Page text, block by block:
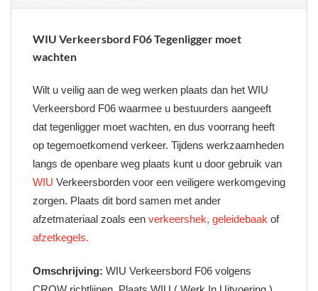
WIU Verkeersbord F06 Tegenligger moet
wachten
Wilt u veilig aan de weg werken plaats dan het WIU
Verkeersbord F06 waarmee u bestuurders aangeeft
dat tegenligger moet wachten, en dus voorrang heeft
op tegemoetkomend verkeer. Tijdens werkzaamheden
langs de openbare weg plaats kunt u door gebruik van
WIU Verkeersborden voor een veiligere werkomgeving
zorgen. Plaats dit bord samen met ander
afzetmateriaal zoals een verkeershek, geleidebaak of
afzetkegels.
Omschrijving: WIU Verkeersbord F06 volgens